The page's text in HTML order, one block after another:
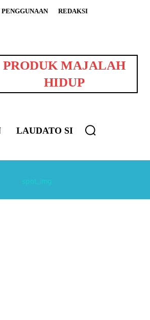
REDAKSI
PRODUK MAJALAH
HIDUP
LAUDATO SI